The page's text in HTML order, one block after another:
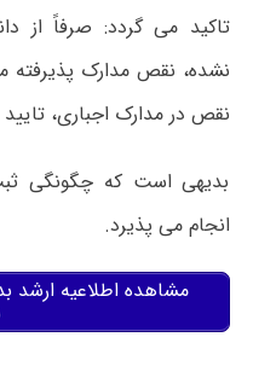
تاکید می گردد: صرفاً از
نشده، نقص مدارک
نقص در مدارک اجباری،
بدیهی است که چگونگی
انجام می پذیرد.